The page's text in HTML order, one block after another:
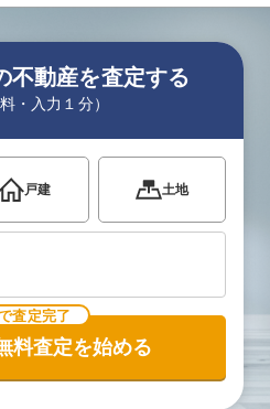
不動産を査定する
・入力１分）
戸建 土地
査定完了
料査定を始める